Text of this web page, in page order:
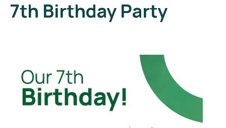
7th Birthday Party